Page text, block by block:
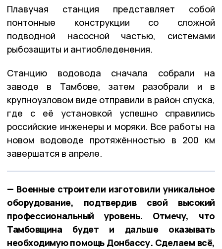
Плавучая станция представляет собой
понтонные конструкции со сложной
подводной насосной частью, системами
рыбозащиты и антиобледенения.
Станцию водовода сначала собрали на
заводе в Тамбове, затем разобрали и в
крупноузловом виде отправили в район спуска,
где с её установкой успешно справились
российские инженеры и моряки. Все работы на
новом водоводе протяжённостью в 200 км
завершатся в апреле.
— Военные строители изготовили уникальное
оборудование, подтвердив свой высокий
профессиональный уровень. Отмечу, что
Тамбовщина будет и дальше оказывать
необходимую помощь Донбассу. Сделаем всё,